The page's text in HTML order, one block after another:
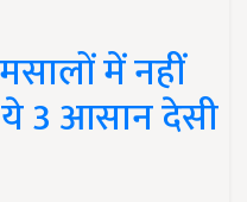
में नहीं
3 आसान देसी